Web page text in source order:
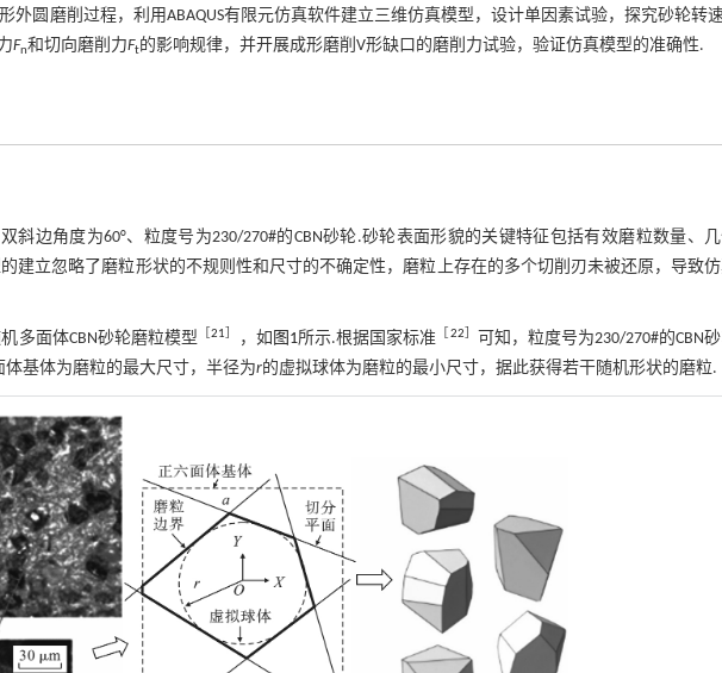
外圆磨削过程，利用ABAQUS有限元仿真软件建立三维仿真模型，设计单因素试验，探究砂轮转速
Fn和切向磨削力Ft的影响规律，并开展成形磨削V形缺口的磨削力试验，验证仿真模型的准确性.
双斜边角度为60°、粒度号为230/270#的CBN砂轮.砂轮表面形貌的关键特征包括有效磨粒数量、
建立忽略了磨粒形状的不规则性和尺寸的不确定性，磨粒上存在的多个切削刃未被还原，导致
多面体CBN砂轮磨粒模型 ［21 ，如 图1所示.根据国家标准 22
可知，粒度号为230/270#的CBN
体基体为磨粒的最大尺寸，半径为r的虚拟球体为磨粒的最小尺寸，据此获得若干随机形状的磨粒.